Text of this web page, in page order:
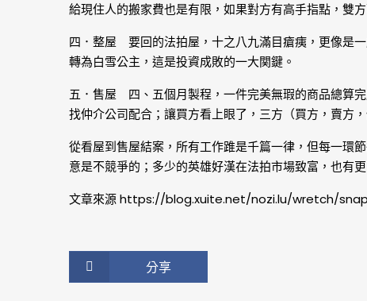
給現住人的搬家費也是有限，如果對方有高手指點，雙
四．整屋 要回的法拍屋，十之八九滿目瘡痍，更像是
轉為白雪公主，這是投資成敗的一大関鍵。
五．售屋 四、五個月製程，一件完美無瑕的商品總算
找仲介公司配合；讓買方看上眼了，三方（買方，賣方
從看屋到售屋結案，所有工作踓是千篇一律，但每一環
意是不競爭的；多少的英雄好漢在法拍市場致富，也有
文章來源https://blog.xuite.net/nozi.lu/wretch/
分享